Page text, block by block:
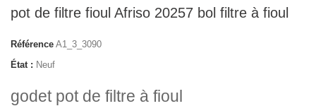
pot de filtre fioul Afriso 20257 bol filtre à fioul
Référence A1_3_3090
État : Neuf
godet pot de filtre à fioul